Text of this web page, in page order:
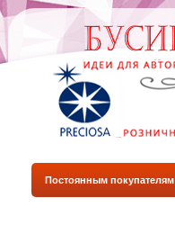
Постоянным покупателям